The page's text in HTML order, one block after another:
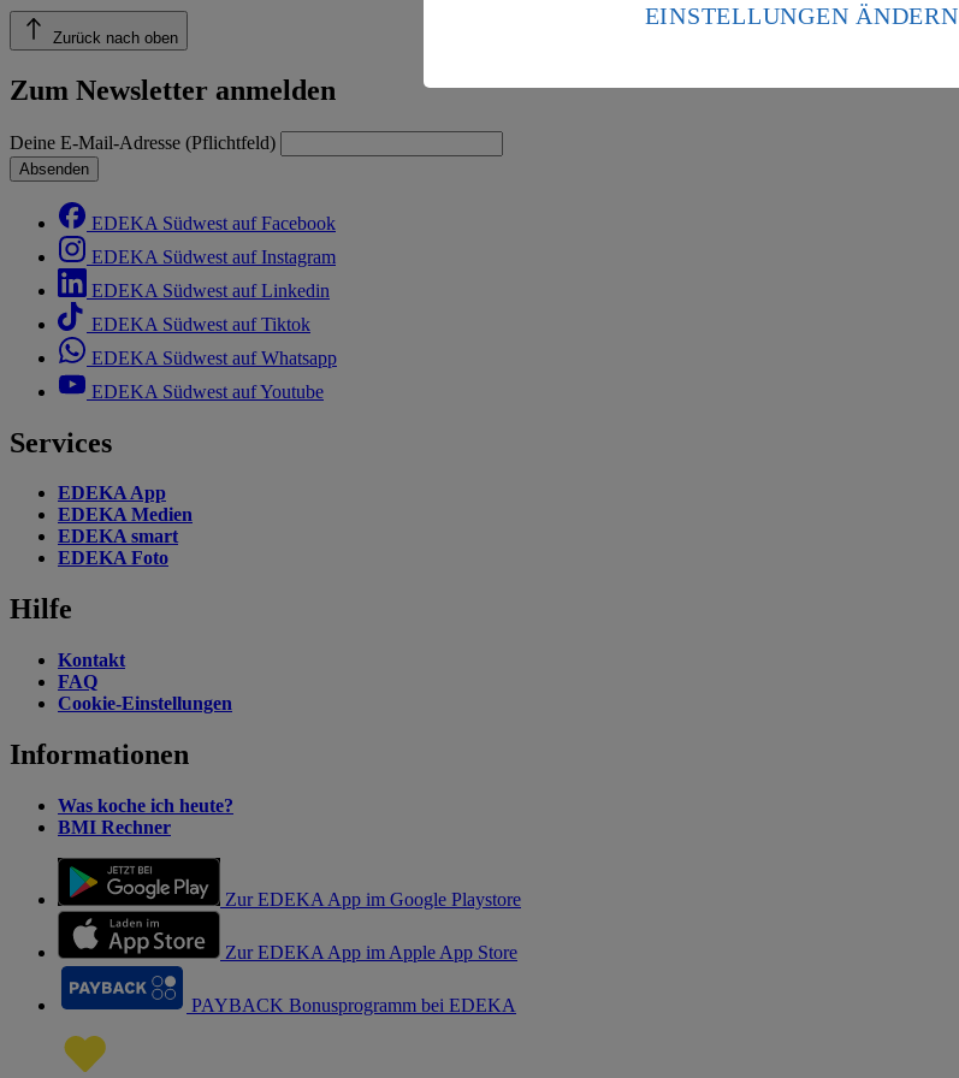
Zurück nach oben
Zum Newsletter anmelden
Deine E-Mail-Adresse (Pflichtfeld)
Absenden
EDEKA Südwest auf Facebook
EDEKA Südwest auf Instagram
EDEKA Südwest auf Linkedin
EDEKA Südwest auf Tiktok
EDEKA Südwest auf Whatsapp
EDEKA Südwest auf Youtube
Services
EDEKA App
EDEKA Medien
EDEKA smart
EDEKA Foto
Hilfe
Kontakt
FAQ
Cookie-Einstellungen
Informationen
Was koche ich heute?
BMI Rechner
Zur EDEKA App im Google Playstore
Zur EDEKA App im Apple App Store
PAYBACK Bonusprogramm bei EDEKA
Risiko eines Zugriffs durch US-amerikanische Behörden.
EINSTELLUNGEN ÄNDERN